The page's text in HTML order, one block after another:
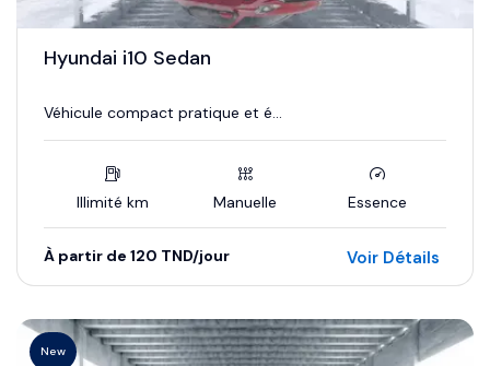
Hyundai i10 Sedan
Véhicule compact pratique et é...
Illimité km Manuelle Essence
À partir de 120 TND/jour Voir Détails
New